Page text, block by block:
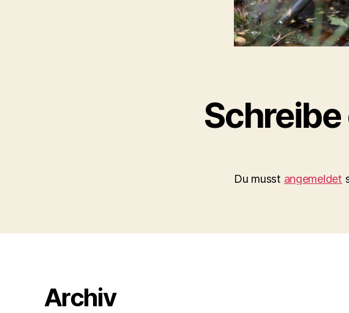
Du musst angemeldet
Archiv